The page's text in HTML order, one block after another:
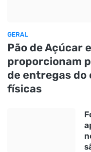
GERAL
Pão de Açúcar
proporcionam
de entregas do
físicas